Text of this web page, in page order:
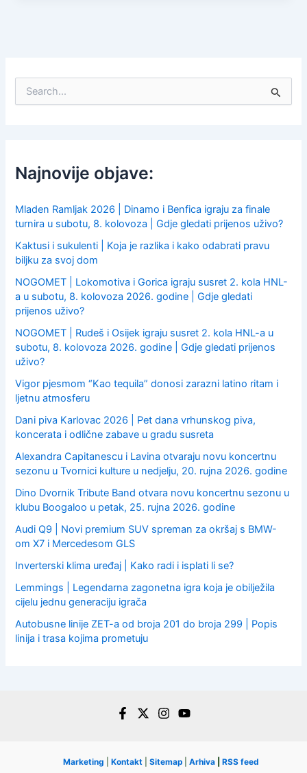
f
o
:
Najnovije objave:
Mladen Ramljak 2026 | Dinamo i Benfica igraju za finale
turnira u subotu, 8. kolovoza | Gdje gledati prijenos uživo?
Kaktusi i sukulenti | Koja je razlika i kako odabrati pravu
biljku za svoj dom
NOGOMET | Lokomotiva i Gorica igraju susret 2. kola HNL-
a u subotu, 8. kolovoza 2026. godine | Gdje gledati
prijenos uživo?
NOGOMET | Rudeš i Osijek igraju susret 2. kola HNL-a u
subotu, 8. kolovoza 2026. godine | Gdje gledati prijenos
uživo?
Vigor pjesmom “Kao tequila” donosi zarazni latino ritam i
ljetnu atmosferu
Dani piva Karlovac 2026 | Pet dana vrhunskog piva,
koncerata i odlične zabave u gradu susreta
Alexandra Capitanescu i Lavina otvaraju novu koncertnu
sezonu u Tvornici kulture u nedjelju, 20. rujna 2026. godine
Dino Dvornik Tribute Band otvara novu koncertnu sezonu u
klubu Boogaloo u petak, 25. rujna 2026. godine
Audi Q9 | Novi premium SUV spreman za okršaj s BMW-
om X7 i Mercedesom GLS
Inverterski klima uređaj | Kako radi i isplati li se?
Lemmings | Legendarna zagonetna igra koja je obilježila
cijelu jednu generaciju igrača
Autobusne linije ZET-a od broja 201 do broja 299 | Popis
linija i trasa kojima prometuju
Marketing Kontakt Sitemap Arhiva RSS feed